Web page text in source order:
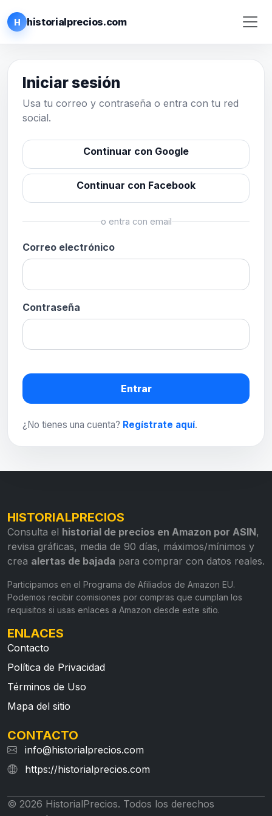
H historialprecios.com
Iniciar sesión
Usa tu correo y contraseña o entra con tu red
social.
Continuar con Google
Continuar con Facebook
o entra con email
Correo electrónico
Contraseña
Entrar
¿No tienes una cuenta? Regístrate aquí.
HISTORIALPRECIOS
Consulta el historial de precios en Amazon por ASIN,
revisa gráficas, media de 90 días, máximos/mínimos y
crea alertas de bajada para comprar con datos reales.
Participamos en el Programa de Afiliados de Amazon EU.
Podemos recibir comisiones por compras que cumplan los
requisitos si usas enlaces a Amazon desde este sitio.
ENLACES
Contacto
Política de Privacidad
Términos de Uso
Mapa del sitio
CONTACTO
info@historialprecios.com
https://historialprecios.com
© 2026 HistorialPrecios. Todos los derechos